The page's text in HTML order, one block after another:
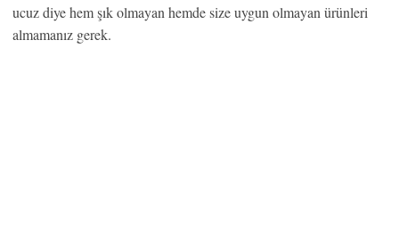
ucuz diye hem şık olmayan hemde size uygun olmayan ürünleri
almamanız gerek.